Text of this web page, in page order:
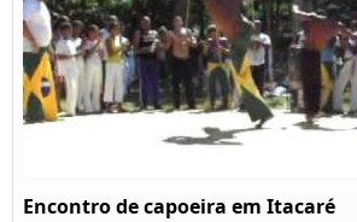
Encontro de capoeira em Itacaré